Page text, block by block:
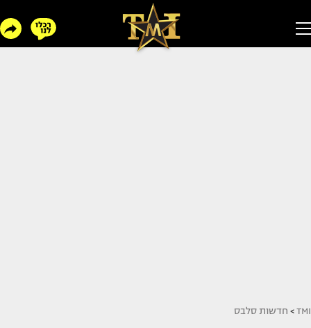
TMI
> חדשות סלבס